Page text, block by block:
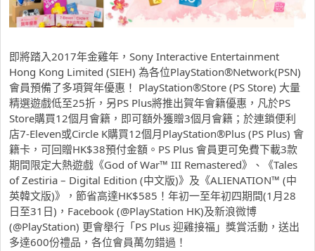
即將踏入2017年金雞年，Sony Interactive Entertainment
Hong Kong Limited (SIEH) 為各位PlayStation®Network(PSN)
會員預備了多項賀年優惠！ PlayStation®Store (PS Store) 大量
精選遊戲低至25折，另PS Plus將推出賀年會籍優惠，凡於PS
Store購買12個月會籍，即可額外獲贈3個月會籍；於連鎖便利
店7-Eleven或Circle K購買12個月PlayStation®Plus (PS Plus) 會
籍卡，可回贈HK$38預付金額。PS Plus 會員更可免費下載3款
期間限定大熱遊戲《God of War™ III Remastered》、《Tales
of Zestiria – Digital Edition (中文版)》及《ALIENATION™ (中
英韓文版)》，節省高達HK$585！年初一至年初四期間(1月28
日至31日)，Facebook (@PlayStation HK)及新浪微博
(@PlayStation) 更會舉行「PS Plus 迎雞接福」獎賞活動，送出
多達600份禮品，各位會員萬勿錯過！